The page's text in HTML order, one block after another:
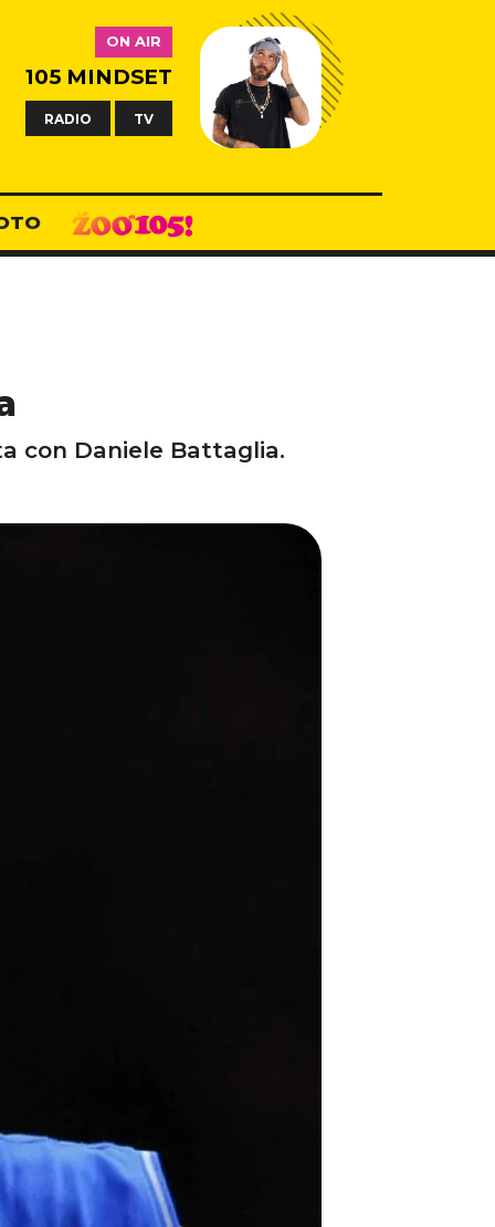
ON AIR
105 MINDSET
RADIO TV
con Daniele Battaglia.